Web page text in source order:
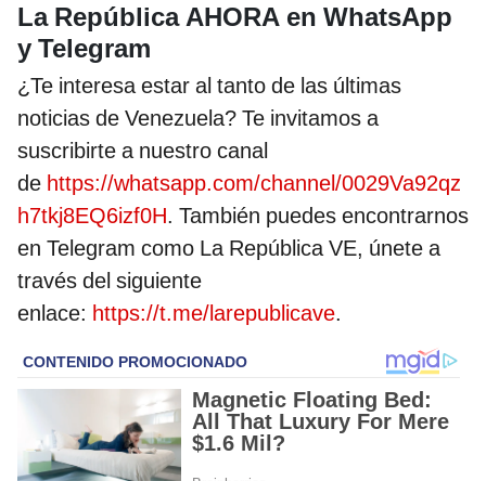
La República AHORA en WhatsApp
y Telegram
¿Te interesa estar al tanto de las últimas
noticias de Venezuela? Te invitamos a
suscribirte a nuestro canal
de https://whatsapp.com/channel/0029Va92qz
h7tkj8EQ6izf0H. También puedes encontrarnos
en Telegram como La República VE, únete a
través del siguiente
enlace: https://t.me/larepublicave.